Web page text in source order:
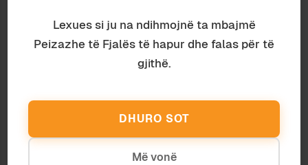
Ardian Vehbiu
Lexues si ju na ndihmojnë ta mbajmë
Peizazhe të Fjalës të hapur dhe falas për të
gjithë.
DHURO SOT
Më vonë